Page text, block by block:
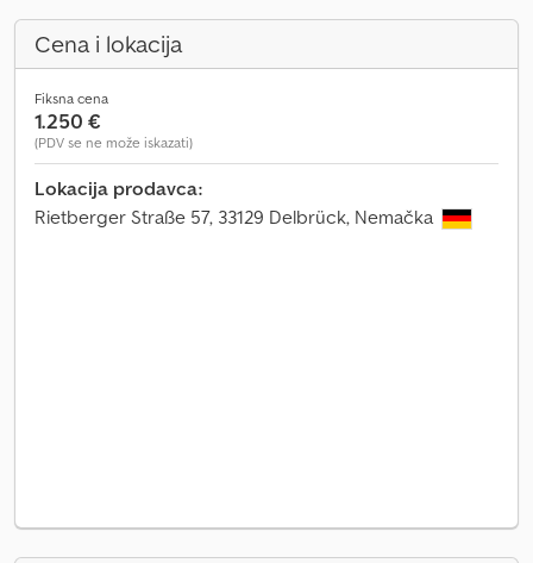
Cena i lokacija
Fiksna cena
1.250 €
(PDV se ne može iskazati)
Lokacija prodavca:
Rietberger Straße 57, 33129 Delbrück, Nemačka